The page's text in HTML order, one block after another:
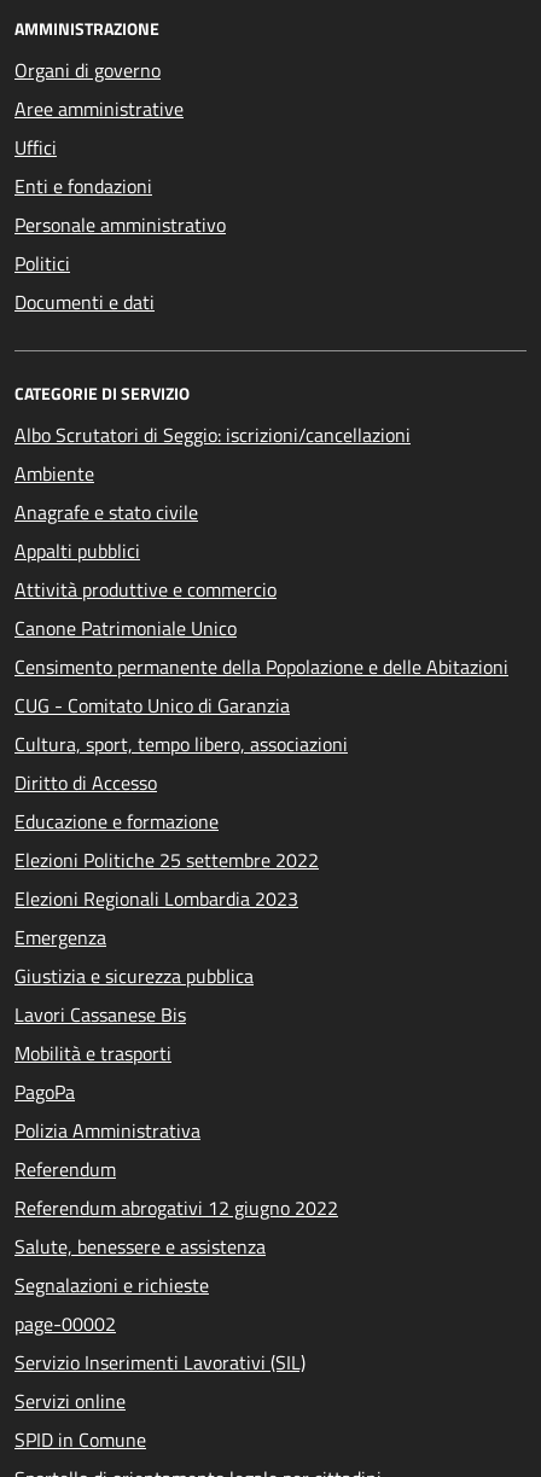
AMMINISTRAZIONE
Organi di governo
Aree amministrative
Uffici
Enti e fondazioni
Personale amministrativo
Politici
Documenti e dati
CATEGORIE DI SERVIZIO
Albo Scrutatori di Seggio: iscrizioni/cancellazioni
Ambiente
Anagrafe e stato civile
Appalti pubblici
Attività produttive e commercio
Canone Patrimoniale Unico
Censimento permanente della Popolazione e delle Abitazioni
CUG - Comitato Unico di Garanzia
Cultura, sport, tempo libero, associazioni
Diritto di Accesso
Educazione e formazione
Elezioni Politiche 25 settembre 2022
Elezioni Regionali Lombardia 2023
Emergenza
Giustizia e sicurezza pubblica
Lavori Cassanese Bis
Mobilità e trasporti
PagoPa
Polizia Amministrativa
Referendum
Referendum abrogativi 12 giugno 2022
Salute, benessere e assistenza
Segnalazioni e richieste
page-00002
Servizio Inserimenti Lavorativi (SIL)
Servizi online
SPID in Comune